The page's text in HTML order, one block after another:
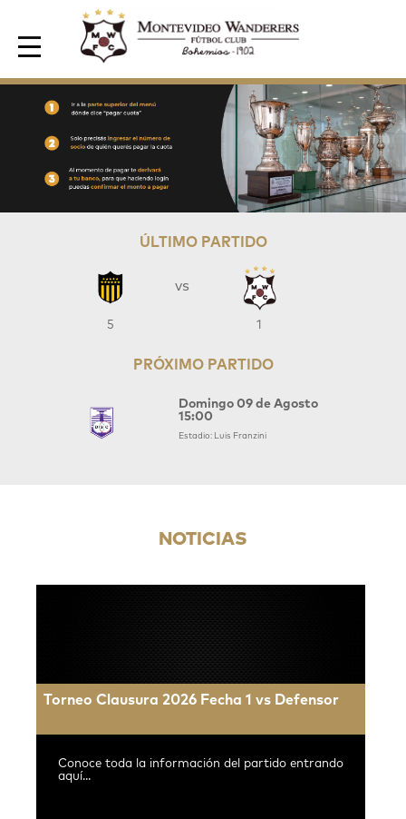
Area de Socios
ÚLTIMO PARTIDO
5
vs
1
PRÓXIMO PARTIDO
Domingo 09 de Agosto
15:00
Estadio: Luis Franzini
NOTICIAS
Torneo Clausura 2026 Fecha 1 vs Defensor
Conoce toda la información del partido entrando
aquí...